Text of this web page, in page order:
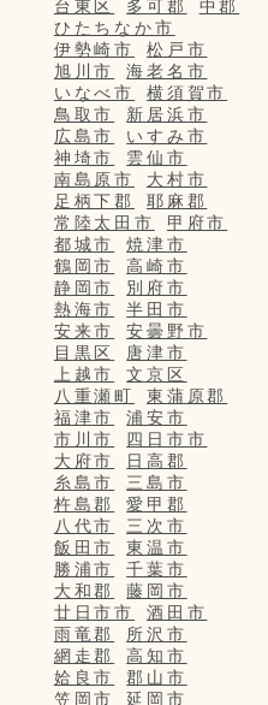
台東区 多可郡
中郡
ひたちなか市
伊勢崎市
松戸市
旭川市
海老名市
いなべ市
横須賀市
鳥取市
新居浜市
広島市
いすみ市
神埼市
雲仙市
南島原市
大村市
足柄下郡
耶麻郡
常陸太田市
甲府市
都城市
焼津市
鶴岡市
高崎市
静岡市
別府市
熱海市
半田市
安来市
安曇野市
目黒区
唐津市
上越市
文京区
八重瀬町
東蒲原郡
福津市
浦安市
市川市
四日市市
大府市
日高郡
糸島市
三島市
杵島郡
愛甲郡
八代市
三次市
飯田市
東温市
勝浦市
千葉市
大和郡
藤岡市
廿日市市
酒田市
雨竜郡
所沢市
網走郡
高知市
姶良市
郡山市
笠岡市
延岡市